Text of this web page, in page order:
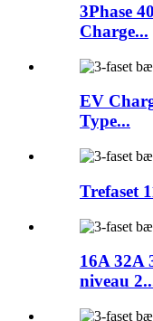
3Phase
Charge...
EV
Type...
Trefaset
16A 32A
niveau